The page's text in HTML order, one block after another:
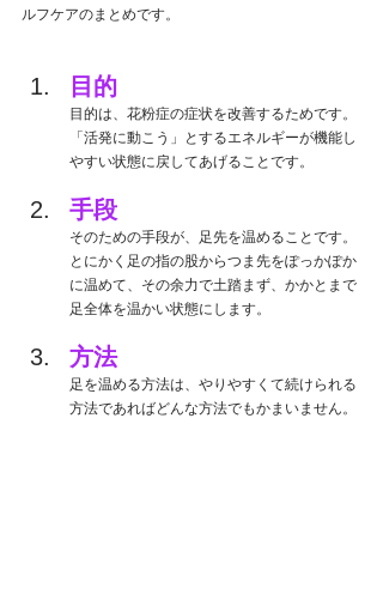
ルフケアのまとめです。
目的
目的は、花粉症の症状を改善するためです。
「活発に動こう」とするエネルギーが機能し
やすい状態に戻してあげることです。
手段
そのための手段が、足先を温めることです。
とにかく足の指の股からつま先をぽっかぽか
に温めて、その余力で土踏まず、かかとまで
足全体を温かい状態にします。
方法
足を温める方法は、やりやすくて続けられる
方法であればどんな方法でもかまいません。